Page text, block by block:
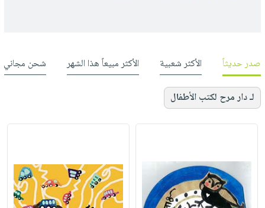
صدر حديثاً الأكثر شعبية الأكثر مبيعاً هذا الشهر شحن مجاني
لـ دار مرح لكتب الأطفال